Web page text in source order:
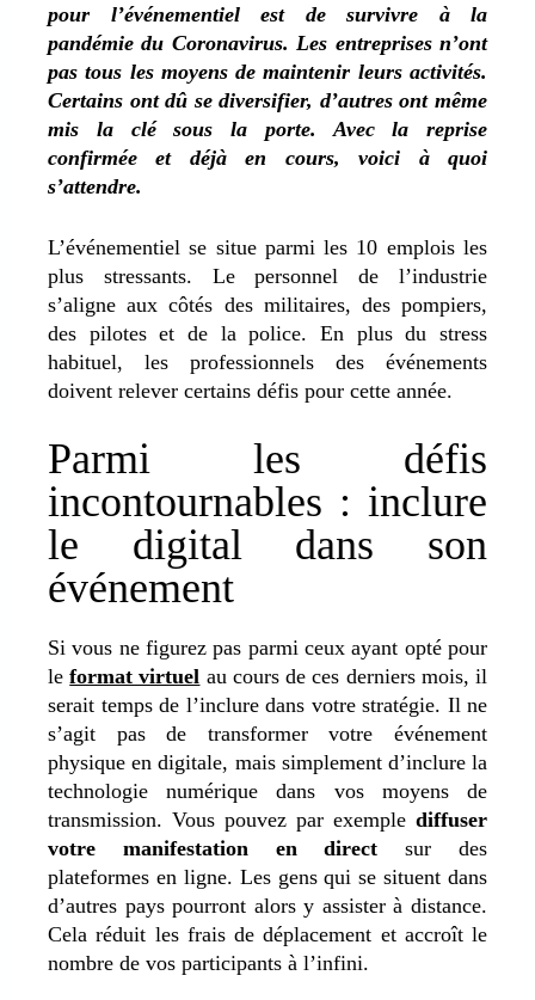
pour l’événementiel est de survivre à la
pandémie du Coronavirus. Les entreprises n’ont
pas tous les moyens de maintenir leurs activités.
Certains ont dû se diversifier, d’autres ont même
mis la clé sous la porte. Avec la reprise
confirmée et déjà en cours, voici à quoi
s’attendre.
L’événementiel se situe parmi les 10 emplois les
plus stressants. Le personnel de l’industrie
s’aligne aux côtés des militaires, des pompiers,
des pilotes et de la police. En plus du stress
habituel, les professionnels des événements
doivent relever certains défis pour cette année.
Parmi les défis
incontournables : inclure
le digital dans son
événement
Si vous ne figurez pas parmi ceux ayant opté pour
le format virtuel au cours de ces derniers mois, il
serait temps de l’inclure dans votre stratégie. Il ne
s’agit pas de transformer votre événement
physique en digitale, mais simplement d’inclure la
technologie numérique dans vos moyens de
transmission. Vous pouvez par exemple diffuser
votre manifestation en directsur des
plateformes en ligne. Les gens qui se situent dans
d’autres pays pourront alors y assister à distance.
Cela réduit les frais de déplacement et accroît le
nombre de vos participants à l’infini.